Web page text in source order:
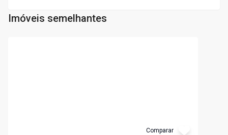
Imóveis semelhantes
Comparar